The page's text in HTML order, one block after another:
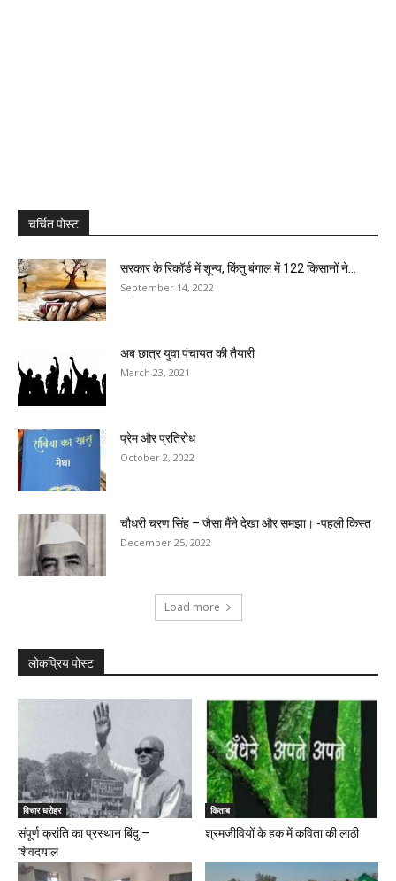
चर्चित पोस्ट
सरकार के रिकॉर्ड में शून्य, किंतु बंगाल में 122 किसानों ने...
September 14, 2022
अब छात्र युवा पंचायत की तैयारी
March 23, 2021
प्रेम और प्रतिरोध
October 2, 2022
चौधरी चरण सिंह – जैसा मैंने देखा और समझा। -पहली किस्त
December 25, 2022
Load more
लोकप्रिय पोस्ट
विचार धरोहर
संपूर्ण क्रांति का प्रस्थान बिंदु –
शिवदयाल
किताब
श्रमजीवियों के हक में कविता की लाठी